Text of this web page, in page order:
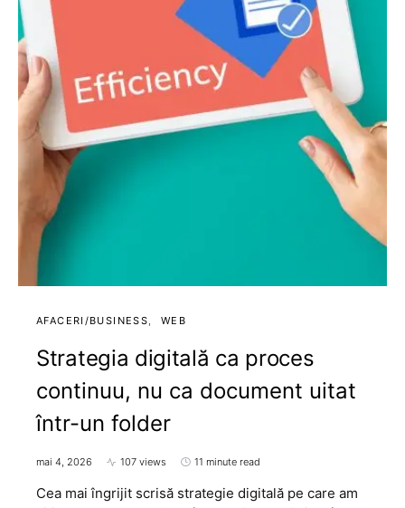
AFACERI/BUSINESS WEB
Strategia digitală ca proces
continuu, nu ca document uitat
într-un folder
mai 4, 2026 107 views 11 minute read
Cea mai îngrijit scrisă strategie digitală pe care am